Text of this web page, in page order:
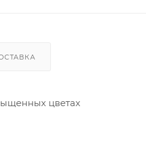
цветах